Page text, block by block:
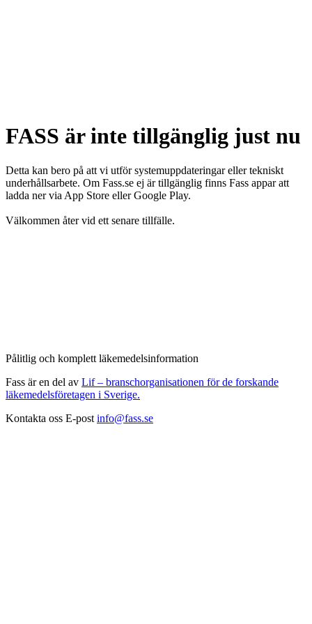
FASS är inte tillgänglig just nu
Detta kan bero på att vi utför systemuppdateringar eller tekniskt
underhållsarbete. Om Fass.se ej är tillgänglig finns Fass appar att
ladda ner via App Store eller Google Play.
Välkommen åter vid ett senare tillfälle.
Pålitlig och komplett läkemedelsinformation
Fass är en del av Lif – branschorganisationen för de forskande
läkemedelsföretagen i Sverige.
Kontakta oss E-post info@fass.se